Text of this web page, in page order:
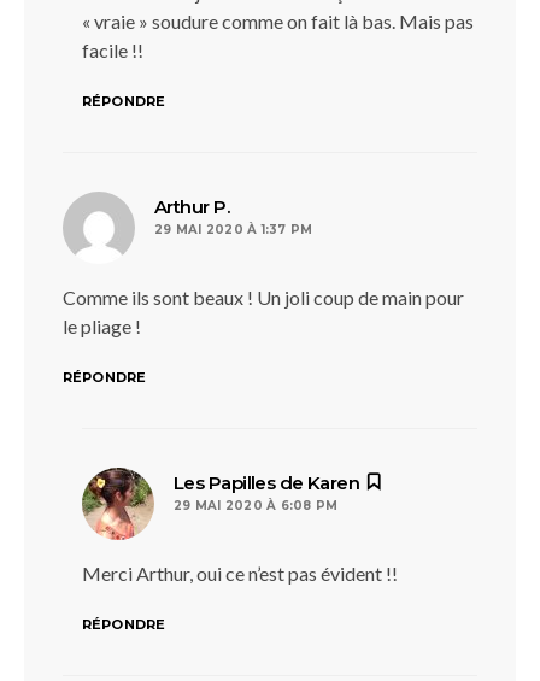
« vraie » soudure comme on fait là bas. Mais pas
facile !!
RÉPONDRE
Arthur P.dit :
29 MAI 2020 À 1:37 PM
Comme ils sont beaux ! Un joli coup de main pour
le pliage !
RÉPONDRE
Les Papilles de Karen
29 MAI 2020 À 6:08 PM
Merci Arthur, oui ce n’est pas évident !!
RÉPONDRE